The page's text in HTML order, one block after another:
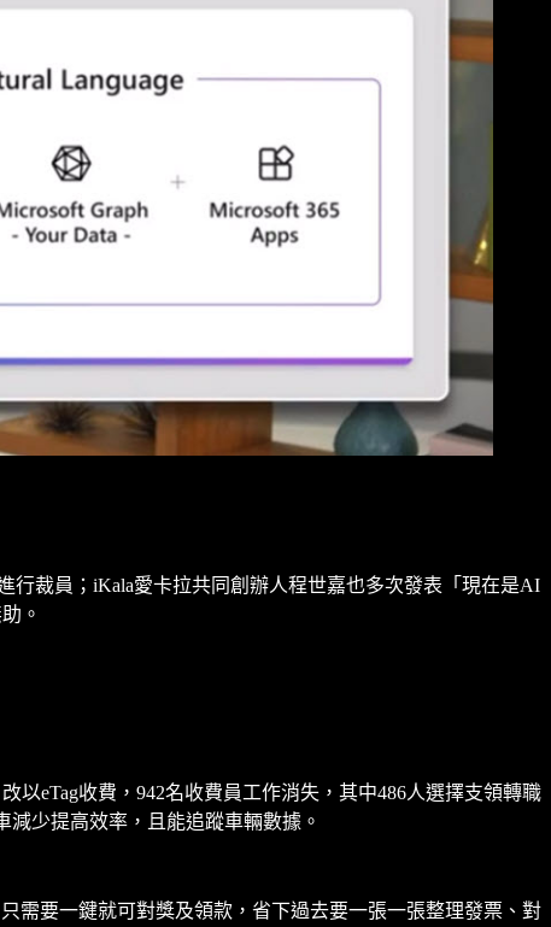
行裁員；iKala愛卡拉共同創辦人程世嘉也多次發表「現在是AI
。
eTag收費，942名收費員工作消失，其中486人選擇支領轉職
少提高效率，且能追蹤車輛數據。
需要一鍵就可對獎及領款，省下過去要一張一張整理發票、對